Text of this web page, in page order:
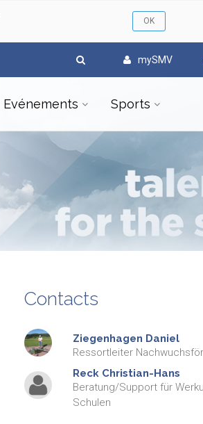
mySMV
Evénements Sports
Contacts
Ziegenhagen Daniel
Ressortleiter
Reck Christian-Hans
Beratung/Support für
Schulen